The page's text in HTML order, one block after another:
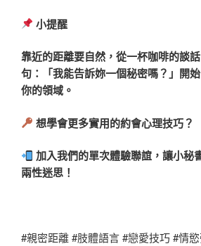
小提醒
靠近的距離要自然，從一杯咖啡的談
句：「我能告訴妳一個秘密嗎？」開
你的領域。
想學會更多實用的約會心理技巧？
加入我們的單次體驗聯誼，讓小秘
兩性迷思！
#親密距離 #肢體語言 #戀愛技巧 #情